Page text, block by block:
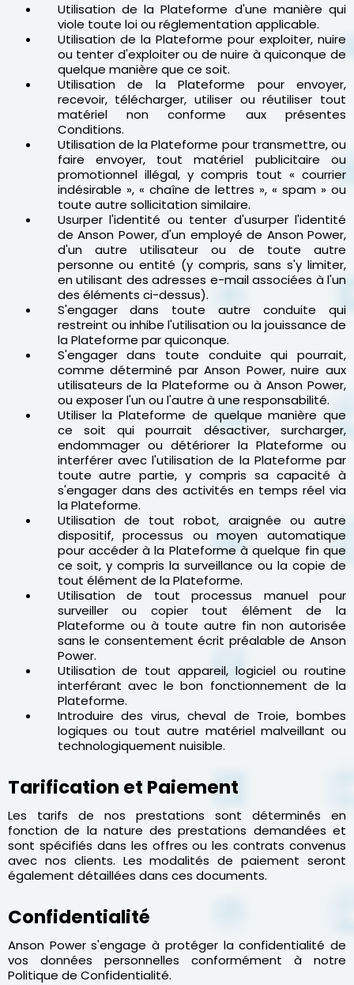
Utilisation de la Plateforme d'une manière qui
viole toute loi ou réglementation applicable.
Utilisation de la Plateforme pour exploiter, nuire
ou tenter d'exploiter ou de nuire à quiconque de
quelque manière que ce soit.
Utilisation de la Plateforme pour envoyer,
recevoir, télécharger, utiliser ou réutiliser tout
matériel non conforme aux présentes
Conditions.
Utilisation de la Plateforme pour transmettre, ou
faire envoyer, tout matériel publicitaire ou
promotionnel illégal, y compris tout « courrier
indésirable », « chaîne de lettres », « spam » ou
toute autre sollicitation similaire.
Usurper l'identité ou tenter d'usurper l'identité
de Anson Power, d'un employé de Anson Power,
d'un autre utilisateur ou de toute autre
personne ou entité (y compris, sans s'y limiter,
en utilisant des adresses e-mail associées à l'un
des éléments ci-dessus).
S'engager dans toute autre conduite qui
restreint ou inhibe l'utilisation ou la jouissance de
la Plateforme par quiconque.
S'engager dans toute conduite qui pourrait,
comme déterminé par Anson Power, nuire aux
utilisateurs de la Plateforme ou à Anson Power,
ou exposer l'un ou l'autre à une responsabilité.
Utiliser la Plateforme de quelque manière que
ce soit qui pourrait désactiver, surcharger,
endommager ou détériorer la Plateforme ou
interférer avec l'utilisation de la Plateforme par
toute autre partie, y compris sa capacité à
s'engager dans des activités en temps réel via
la Plateforme.
Utilisation de tout robot, araignée ou autre
dispositif, processus ou moyen automatique
pour accéder à la Plateforme à quelque fin que
ce soit, y compris la surveillance ou la copie de
tout élément de la Plateforme.
Utilisation de tout processus manuel pour
surveiller ou copier tout élément de la
Plateforme ou à toute autre fin non autorisée
sans le consentement écrit préalable de Anson
Power.
Utilisation de tout appareil, logiciel ou routine
interférant avec le bon fonctionnement de la
Plateforme.
Introduire des virus, cheval de Troie, bombes
logiques ou tout autre matériel malveillant ou
technologiquement nuisible.
Tarification et Paiement
Les tarifs de nos prestations sont déterminés en
fonction de la nature des prestations demandées et
sont spécifiés dans les offres ou les contrats convenus
avec nos clients. Les modalités de paiement seront
également détaillées dans ces documents.
Confidentialité
Anson Power s'engage à protéger la confidentialité de
vos données personnelles conformément à notre
Politique de Confidentialité.